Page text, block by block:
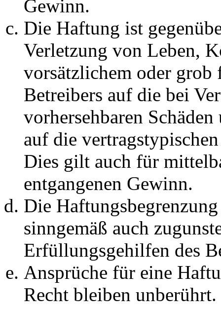
Gewinn.
Die Haftung ist
Verletzung von Leben,
vorsätzlichem oder grob
Betreibers auf die bei
vorhersehbaren
auf die
Dies gilt auch für
entgangenen Gewinn.
Die
sinngemäß auch
Erfüllungsgehilfen des
Ansprüche für eine
Recht bleiben unberührt.